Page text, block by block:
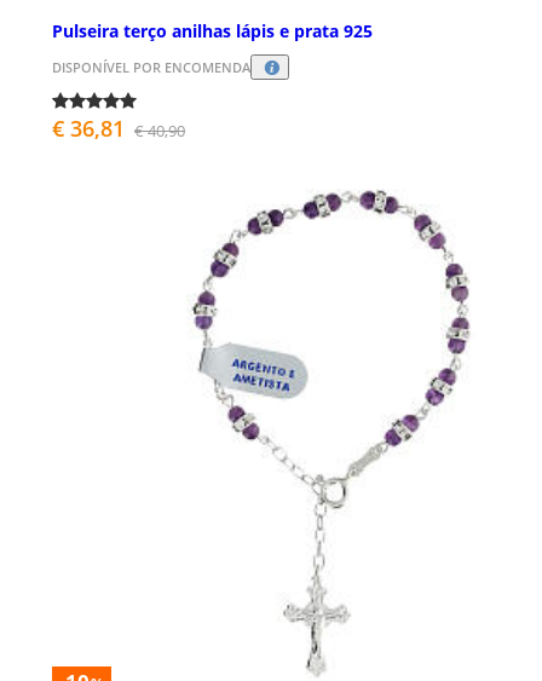
Pulseira terço anilhas lápis e prata 925
DISPONÍVEL POR ENCOMENDA
€ 36,81 € 40,90